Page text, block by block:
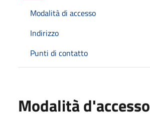
Modalità di accesso
Indirizzo
Punti di contatto
Modalità d'accesso